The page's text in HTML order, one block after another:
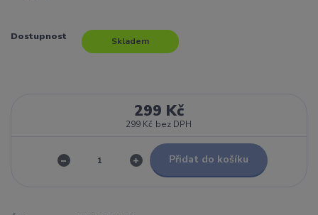
Dostupnost Skladem
299 Kč
299 Kč bez DPH
Přidat do košíku